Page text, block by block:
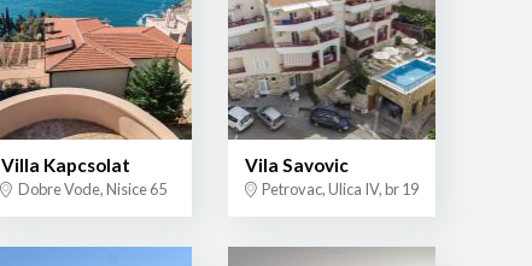
Villa Kapcsolat
Dobre Vode, Nisice 65
Vila Savovic
Petrovac, Ulica IV, br 19